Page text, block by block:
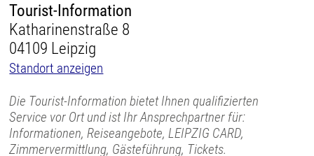
Tourist-Information
Katharinenstraße 8
04109 Leipzig
Standort anzeigen
Die Tourist-Information bietet Ihnen qualifizierten
Service vor Ort und ist Ihr Ansprechpartner für:
Informationen, Reiseangebote, LEIPZIG CARD,
Zimmervermittlung, Gästeführung, Tickets.